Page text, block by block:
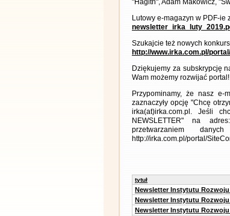
"Hagith", Adam Makowicz,
Lutowy e-magazyn w PDF-ie
Szukajcie też nowych
http://www.irka.com.pl/
Dziękujemy za subskrypcję
Wam możemy rozwijać portal!
Przypominamy, że nasz e-
zaznaczyły opcję "Chcę
irka(at)irka.com.pl. Jeśli
NEWSLETTER" na
przetwarzaniem
http://irka.com.pl/portal/
tytuł
Newsletter Instytutu
Newsletter Instytutu
Newsletter Instytutu